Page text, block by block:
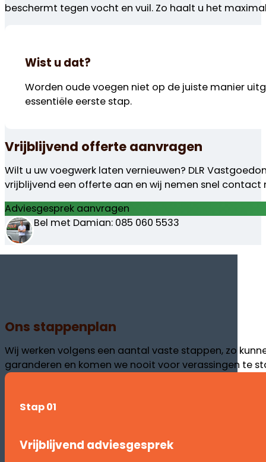
beschermt tegen vocht en vuil. Zo haalt u het
Wist u dat?
Worden oude voegen niet op de juiste manier
essentiële eerste stap.
Vrijblijvend offerte aanvragen
Wilt u uw voegwerk laten vernieuwen? DLR
vrijblijvend een offerte aan en wij nemen snel contact
Adviesgesprek aanvragen
Bel met Damian: 085 060 5533
Ons stappenplan
Wij werken volgens een aantal vaste stappen, zo
garanderen en komen we nooit voor verassingen te
Stap 01
Vrijblijvend adviesgesprek